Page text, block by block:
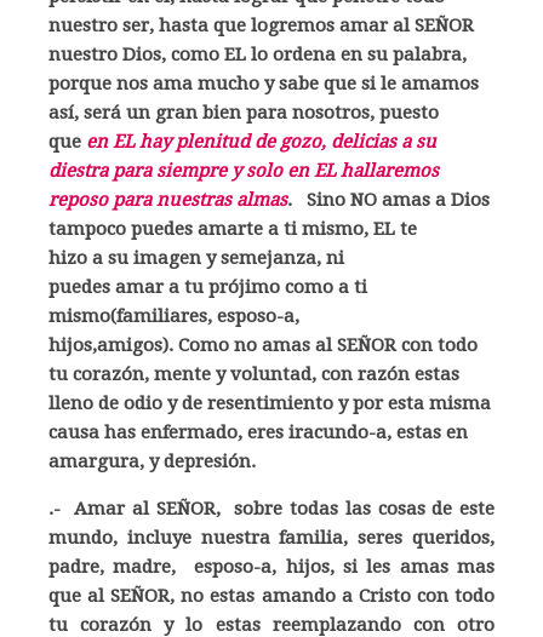
nuestro ser, hasta que logremos amar al SEÑOR
nuestro Dios, como EL lo ordena en su palabra,
porque nos ama mucho y sabe que si le amamos
así, será un gran bien para nosotros, puesto
que en EL hay plenitud de gozo, delicias a su
diestra para siempre y solo en EL hallaremos
reposo para nuestras almas. Sino NO amas a Dios
tampoco puedes amarte a ti mismo, EL te
hizo a su imagen y semejanza, ni
puedes amar a tu prójimo como a ti
mismo(familiares, esposo-a,
hijos,amigos). Como no amas al SEÑOR con todo
tu corazón, mente y voluntad, con razón estas
lleno de odio y de resentimiento y por esta misma
causa has enfermado, eres iracundo-a, estas en
amargura, y depresión.
.- Amar al SEÑOR, sobre todas las cosas de este
mundo, incluye nuestra familia, seres queridos,
padre, madre, esposo-a, hijos, si les amas mas
que al SEÑOR, no estas amando a Cristo con todo
tu corazón y lo estas reemplazando con otro